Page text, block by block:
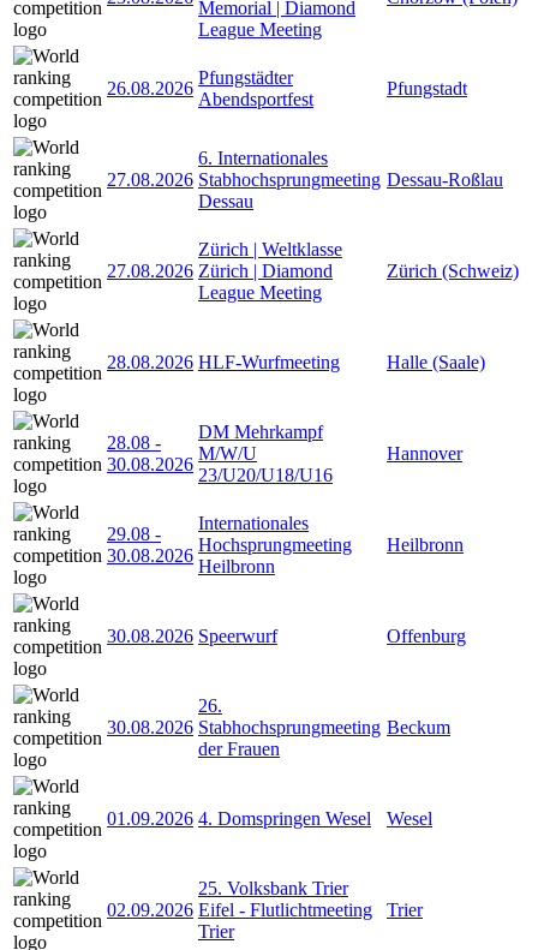
Memorial | Diamond
League Meeting
26.08.2026
Pfungstädter
Abendsportfest
Pfungstadt
27.08.2026
6. Internationales
Stabhochsprungmeeting
Dessau
Dessau-Roßlau
27.08.2026
Zürich | Weltklasse
Zürich | Diamond
League Meeting
Zürich (Schweiz)
28.08.2026 HLF-Wurfmeeting Halle (Saale)
28.08 -
30.08.2026
DM Mehrkampf
M/W/U
23/U20/U18/U16
Hannover
29.08 -
30.08.2026
Internationales
Hochsprungmeeting
Heilbronn
Heilbronn
30.08.2026 Speerwurf Offenburg
30.08.2026
26.
Stabhochsprungmeeting
der Frauen
Beckum
01.09.2026 4. Domspringen Wesel Wesel
02.09.2026
25. Volksbank Trier
Eifel - Flutlichtmeeting
Trier
Trier